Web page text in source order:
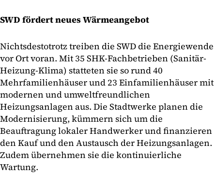
SWD fördert neues Wärmeangebot
Nichtsdestotrotz treiben die SWD die Energiewende
vor Ort voran. Mit 35 SHK-Fachbetrieben (Sanitär-
Heizung-Klima) statteten sie so rund 40
Mehrfamilienhäuser und 23 Einfamilienhäuser mit
modernen und umweltfreundlichen
Heizungsanlagen aus. Die Stadtwerke planen die
Modernisierung, kümmern sich um die
Beauftragung lokaler Handwerker und finanzieren
den Kauf und den Austausch der Heizungsanlagen.
Zudem übernehmen sie die kontinuierliche
Wartung.